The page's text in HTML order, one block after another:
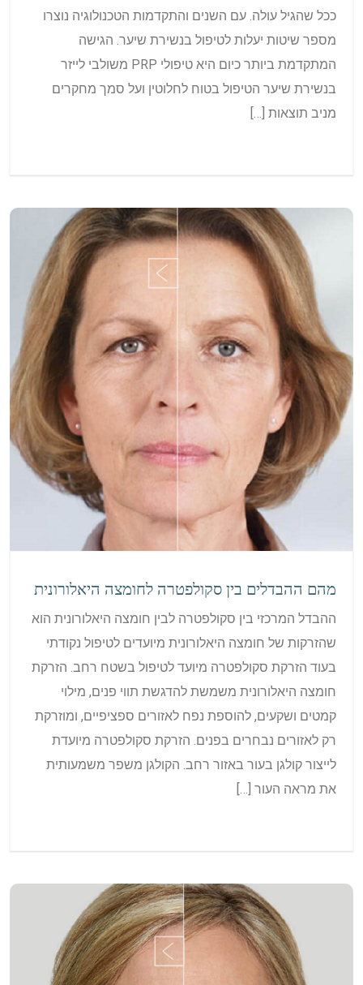
ככל שהגיל עולה. עם השנים והתקדמות הטכנולוגיה נוצרו
מספר שיטות יעלות לטיפול בנשירת שיער. הגישה
המתקדמת ביותר כיום היא טיפולי PRP משולבי לייזר
בנשירת שיער הטיפול בטוח לחלוטין ועל סמך מחקרים
מניב תוצאות […]
מהם ההבדלים בין סקולפטרה לחומצה היאלורונית
ההבדל המרכזי בין סקולפטרה לבין חומצה היאלורונית הוא
שהזרקות של חומצה היאלורונית מיועדים לטיפול נקודתי
בעוד הזרקת סקולפטרה מיועד לטיפול בשטח רחב. הזרקת
חומצה היאלורונית משמשת להדגשת תווי פנים, מילוי
קמטים ושקעים, להוספת נפח לאזורים ספציפיים, ומוזרקת
רק לאזורים נבחרים בפנים. הזרקת סקולפטרה מיועדת
לייצור קולגן בעור באזור רחב. הקולגן משפר משמעותית
את מראה העור […]